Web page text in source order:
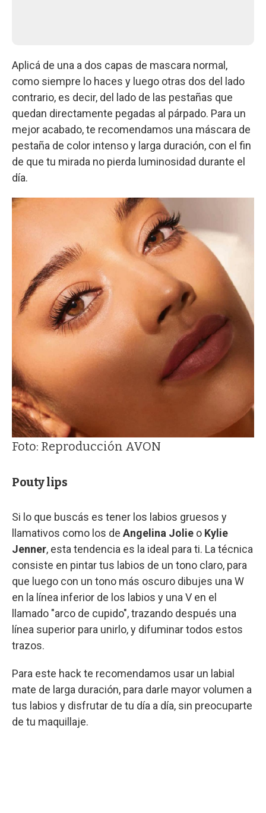
Aplicá de una a dos capas de mascara normal,
como siempre lo haces y luego otras dos del lado
contrario, es decir, del lado de las pestañas que
quedan directamente pegadas al párpado. Para un
mejor acabado, te recomendamos una máscara de
pestaña de color intenso y larga duración, con el fin
de que tu mirada no pierda luminosidad durante el
día.
Foto: Reproducción AVON
Pouty lips
Si lo que buscás es tener los labios gruesos y
llamativos como los de Angelina Jolie o Kylie
Jenner, esta tendencia es la ideal para ti. La técnica
consiste en pintar tus labios de un tono claro, para
que luego con un tono más oscuro dibujes una W
en la línea inferior de los labios y una V en el
llamado "arco de cupido", trazando después una
línea superior para unirlo, y difuminar todos estos
trazos.
Para este hack te recomendamos usar un labial
mate de larga duración, para darle mayor volumen a
tus labios y disfrutar de tu día a día, sin preocuparte
de tu maquillaje.